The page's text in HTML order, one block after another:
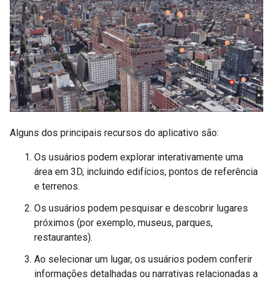
Alguns dos principais recursos do aplicativo são:
Os usuários podem explorar interativamente uma
área em 3D, incluindo edifícios, pontos de referência
e terrenos.
Os usuários podem pesquisar e descobrir lugares
próximos (por exemplo, museus, parques,
restaurantes).
Ao selecionar um lugar, os usuários podem conferir
informações detalhadas ou narrativas relacionadas a